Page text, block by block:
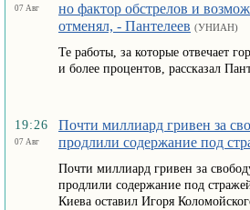
07 Авг
но фактор обстрелов и
отменял, - Пантелеев (УНИАН)
Те работы, за которые отвечает
и более процентов, рассказал
19:26
07 Авг
Почти миллиард гривен за
продлили содержание под
Почти миллиард гривен за
продлили содержание под
Киева оставил Игоря